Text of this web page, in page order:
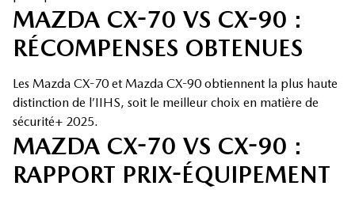
MAZDA CX-70 VS CX-90 :
RÉCOMPENSES OBTENUES
Les Mazda CX-70 et Mazda CX-90 obtiennent la plus haute
distinction de l’IIHS, soit le meilleur choix en matière de
sécurité+ 2025.
MAZDA CX-70 VS CX-90 :
RAPPORT PRIX-ÉQUIPEMENT